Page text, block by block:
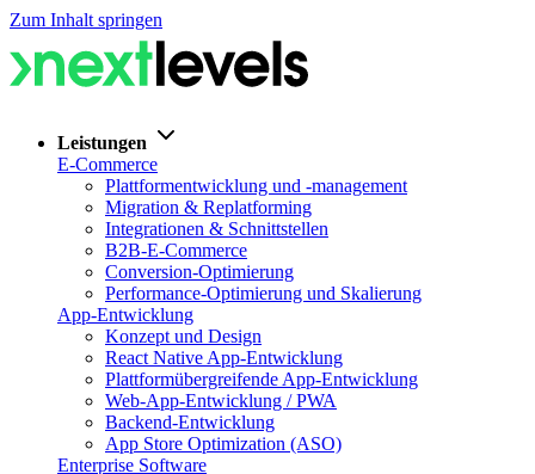
Zum Inhalt springen
Leistungen
E-Commerce
Plattformentwicklung und -management
Migration & Replatforming
Integrationen & Schnittstellen
B2B-E-Commerce
Conversion-Optimierung
Performance-Optimierung und Skalierung
App-Entwicklung
Konzept und Design
React Native App-Entwicklung
Plattformübergreifende App-Entwicklung
Web-App-Entwicklung / PWA
Backend-Entwicklung
App Store Optimization (ASO)
Enterprise Software